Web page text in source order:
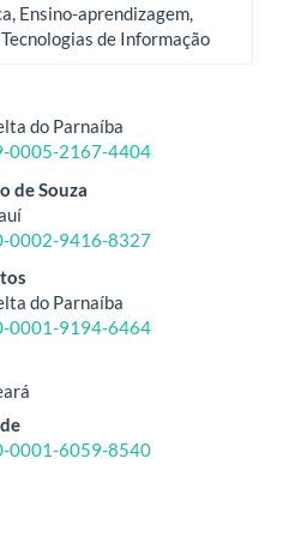
Ensino-aprendizagem,
de Informação
do Parnaíba
0005-2167-4404
de Souza
0002-9416-8327
do Parnaíba
0001-9194-6464
0001-6059-8540